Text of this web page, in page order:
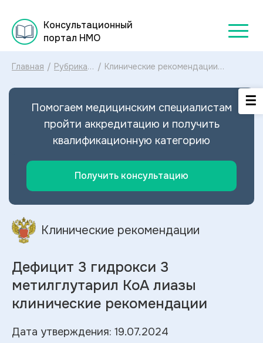
Консультационный
портал НМО
Главная / Рубрикатор
рекомендаций
/ Клинические рекомендации
метилглутарил КоА лиазы МКБ-10:
диагностика и лечение Дефицита 3
гидрокси 3 метилглутарил КоА
лиазы 2024
Помогаем медицинским специалистам
пройти аккредитацию и получить
квалификационную категорию
Получить консультацию
Клинические рекомендации
Дефицит 3 гидрокси 3
метилглутарил КоА лиазы
клинические рекомендации
Дата утверждения: 19.07.2024